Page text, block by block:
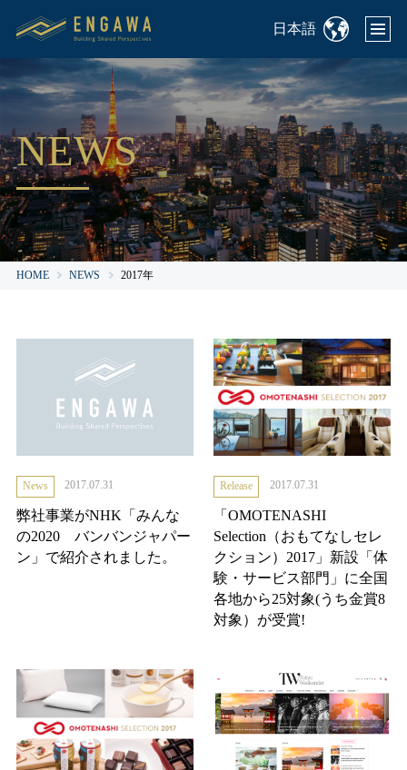
日本語
NEWS
HOME NEWS 2017年
News 2017.07.31
弊社事業がNHK「みんな
の2020 バンバンジャパー
ン」で紹介されました。
Release 2017.07.31
「OMOTENASHI
Selection（おもてなしセレ
クション）2017」新設「体
験・サービス部門」に全国
各地から25対象(うち金賞8
対象）が受賞!